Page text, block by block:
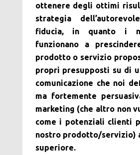
ottenere degli ottimi
strategia
fiducia, in quanto i
funzionano a
prodotto o servizio
propri presupposti su di
comunicazione che noi
ma fortemente
marketing (che altro non
come i potenziali clienti
nostro prodotto/servizio)
superiore.